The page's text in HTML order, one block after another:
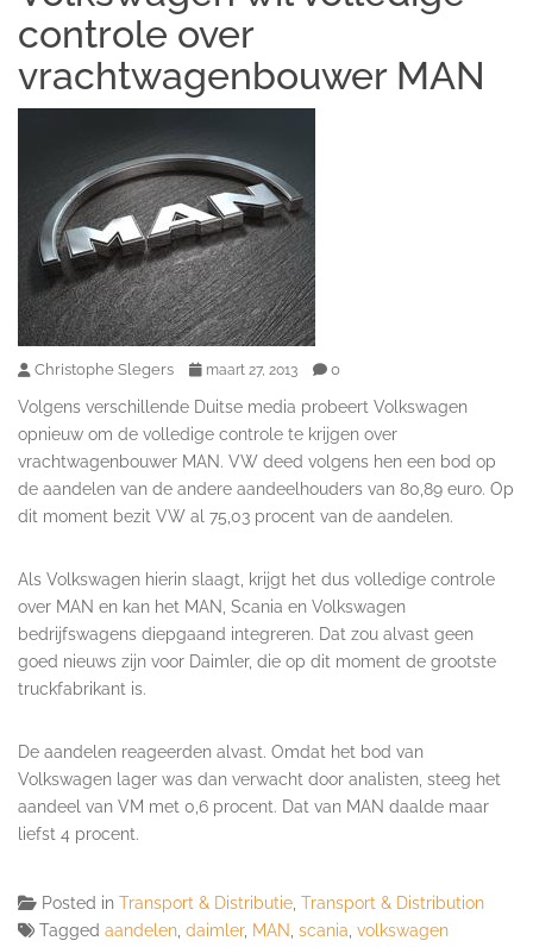
controle over
vrachtwagenbouwer MAN
Christophe Slegers maart 27, 2013 0
Volgens verschillende Duitse media probeert Volkswagen
opnieuw om de volledige controle te krijgen over
vrachtwagenbouwer MAN. VW deed volgens hen een bod op
de aandelen van de andere aandeelhouders van 80,89 euro. Op
dit moment bezit VW al 75,03 procent van de aandelen.
Als Volkswagen hierin slaagt, krijgt het dus volledige controle
over MAN en kan het MAN, Scania en Volkswagen
bedrijfswagens diepgaand integreren. Dat zou alvast geen
goed nieuws zijn voor Daimler, die op dit moment de grootste
truckfabrikant is.
De aandelen reageerden alvast. Omdat het bod van
Volkswagen lager was dan verwacht door analisten, steeg het
aandeel van VM met 0,6 procent. Dat van MAN daalde maar
liefst 4 procent.
Posted in Transport & Distributie Transport & Distribution
Tagged aandelen daimler, MAN scania volkswagen